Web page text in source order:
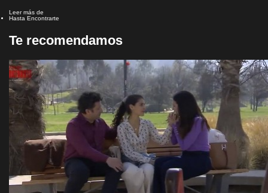
Leer más de
Hasta Encontrarte
Te recomendamos